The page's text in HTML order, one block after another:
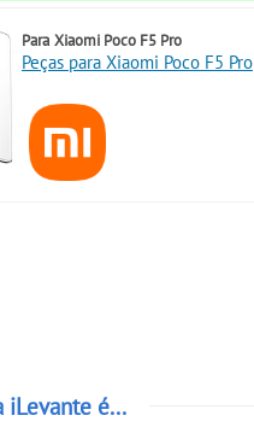
Para Xiaomi Poco F5 Pro
Peças para Xiaomi Poco F5 Pro
é...